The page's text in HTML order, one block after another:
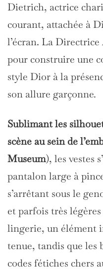
Dietrich, actrice
courant, attachée à
l’écran. La
pour construire une
style Dior à la
son allure garçonne.
Sublimant les
scène au sein de
Museum), les vestes
pantalon large à
s’arrêtant sous le
et parfois très
lingerie, un élément
tenue, tandis que les
codes fétiches chers